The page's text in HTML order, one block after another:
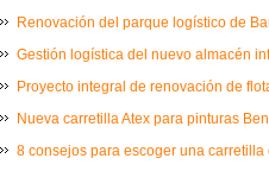
Renovación del parque logístico de
Gestión logística del nuevo almacén
Proyecto integral de renovación de
Nueva carretilla Atex para pinturas
8 consejos para escoger una